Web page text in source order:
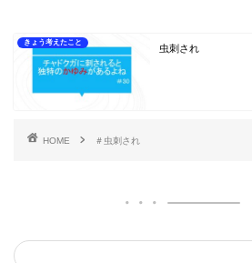
きょう考えたこと
虫刺され
HOME ＃虫刺され